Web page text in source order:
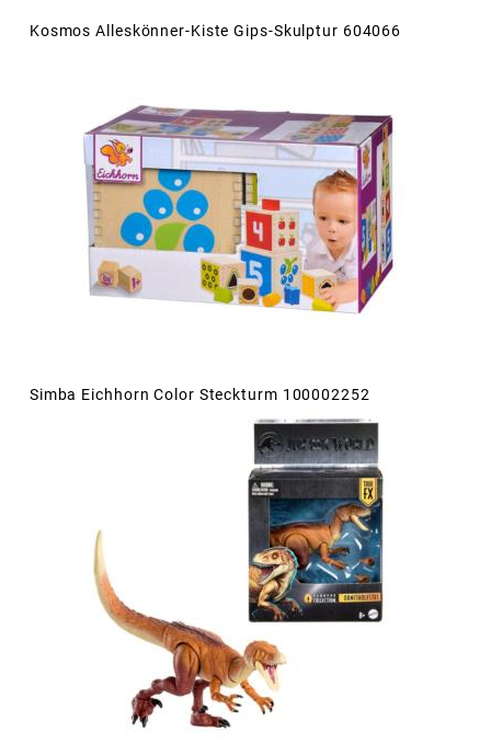
Kosmos Alleskönner-Kiste Gips-Skulptur 604066
Simba Eichhorn Color Steckturm 100002252